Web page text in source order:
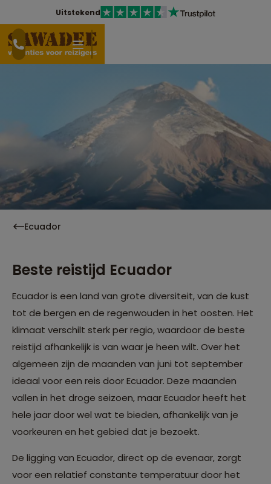
Uitstekend
Ecuador
Beste reistijd Ecuador
Ecuador is een land van grote diversiteit, van de kust
tot de bergen en de regenwouden in het oosten. Het
klimaat verschilt sterk per regio, waardoor de beste
reistijd afhankelijk is van waar je heen wilt. Over het
algemeen zijn de maanden van juni tot september
ideaal voor een reis door Ecuador. Deze maanden
vallen in het droge seizoen, maar Ecuador heeft het
hele jaar door wel wat te bieden, afhankelijk van je
voorkeuren en het gebied dat je bezoekt.
De ligging van Ecuador, direct op de evenaar, zorgt
voor een relatief constante temperatuur door het